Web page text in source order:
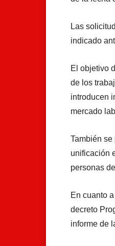
Las
indicado
El objetivo
de los
introducen
mercado
También
unificación
personas
En cuanto
decreto
informe de